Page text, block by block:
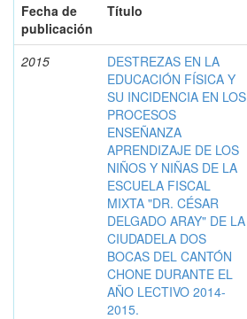
Fecha de
publicación
Título
2015
DESTREZAS EN LA
EDUCACIÓN FÍSICA Y
SU INCIDENCIA EN LOS
PROCESOS
ENSEÑANZA
APRENDIZAJE DE LOS
NIÑOS Y NIÑAS DE LA
ESCUELA FISCAL
MIXTA "DR. CÉSAR
DELGADO ARAY" DE LA
CIUDADELA DOS
BOCAS DEL CANTÓN
CHONE DURANTE EL
AÑO LECTIVO 2014-
2015.